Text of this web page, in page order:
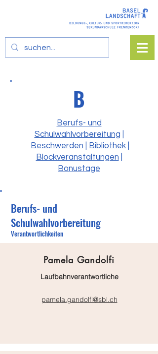
B
Berufs- und
Schulwahlvorbereitung
Beschwerden
Bibliothek
Blockveranstaltungen
Bonustage
Berufs- und
Schulwahlvorbereitung
Verantwortlichkeiten
Pamela Gandolfi
Laufbahnverantwortliche
pamela.gandolfi@sbl.ch